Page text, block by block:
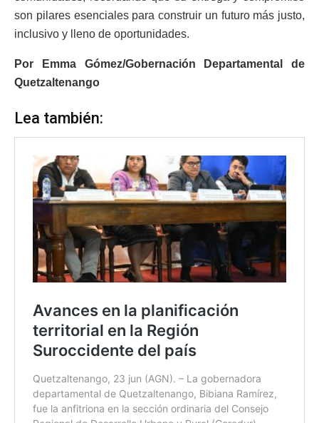
son pilares esenciales para construir un futuro más justo,
inclusivo y lleno de oportunidades.
Por Emma Gómez/Gobernación Departamental de
Quetzaltenango
Lea también: